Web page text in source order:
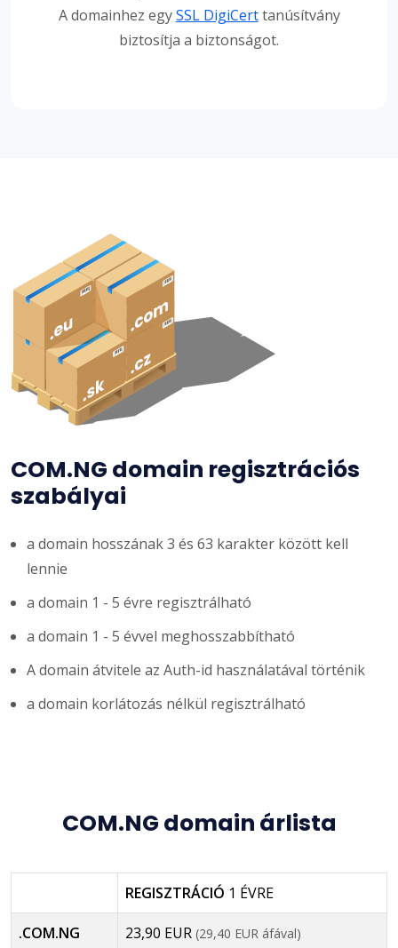
A domainhez egySSL DigiCerttanúsítvány
biztosítja a biztonságot.
COM.NG domain regisztrációs
szabályai
a domain hosszának 3 és 63 karakter között kell
lennie
a domain 1 - 5 évre regisztrálható
a domain 1 - 5 évvel meghosszabbítható
A domain átvitele az Auth-id használatával történik
a domain korlátozás nélkül regisztrálható
COM.NG domain árlista
REGISZTRÁCIÓ 1 ÉVRE
.COM.NG 23,90 EUR (29,40 EUR áfával)